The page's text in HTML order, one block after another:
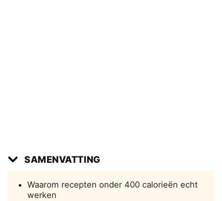
SAMENVATTING
Waarom recepten onder 400 calorieën echt
werken